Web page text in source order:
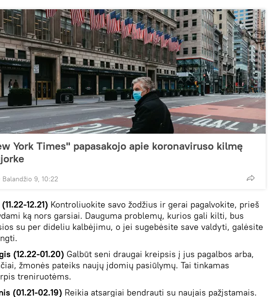
York Times" papasakojo apie koronaviruso kilmę
9, 10:22
12.21) Kontroliuokite savo žodžius ir gerai pagalvokite, prieš
ką nors garsiai. Dauguma problemų, kurios gali kilti, bus
su per dideliu kalbėjimu, o jei sugebėsite save valdyti, galėsite
(12.22-01.20) Galbūt seni draugai kreipsis į jus pagalbos arba,
žmonės pateiks naujų įdomių pasiūlymų. Tai tinkamas
treniruotėms.
(01.21-02.19) Reikia atsargiai bendrauti su naujais pažįstamais.